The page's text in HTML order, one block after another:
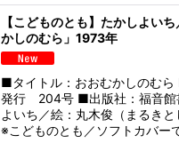
【こどものとも】たかしよい
かしのむら」1973年
■タイトル：おおむかしのむ
発行 204号 ■出版社：福音館
よいち／絵：丸木俊（まるき
※こどものとも／ソフトカバー